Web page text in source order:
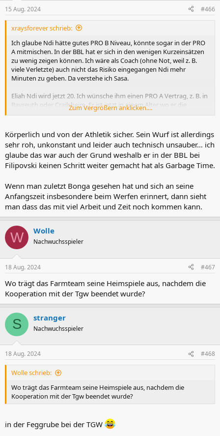
e
n
15 Aug. 2024 #466
xraysforever schrieb:
Ich glaube Ndi hätte gutes PRO B Niveau, könnte sogar in der PRO
A mitmischen. In der BBL hat er sich in den wenigen Kurzeinsätzen
zu wenig zeigen können. Ich wäre als Coach (ohne Not, weil z. B.
viele Verletzte) auch nicht das Risiko eingegangen Ndi mehr
Minuten zu geben. Da verstehe ich Sasa.
Eliah Ndi wird jetzt 20. Ich wünsche ihm einen PRO A Vertrag, z. B. in
Bayreuth oder Crailsheim. Er ist jetzt in einem Alter wo er die
Weichen für eine Profikarriere stellen muss. Gerne hätte ich ihn in
Zum Vergrößern anklicken....
Körperlich und von der Athletik sicher. Sein Wurf ist allerdings
sehr roh, unkonstant und leider auch technisch unsauber… ich
glaube das war auch der Grund weshalb er in der BBL bei
Filipovski keinen Schritt weiter gemacht hat als Garbage Time.
Wenn man zuletzt Bonga gesehen hat und sich an seine
Anfangszeit insbesondere beim Werfen erinnert, dann sieht
man dass das mit viel Arbeit und Zeit noch kommen kann.
W Wolle
Nachwuchsspieler
18 Aug. 2024 #467
Wo trägt das Farmteam seine Heimspiele aus, nachdem die
Kooperation mit der Tgw beendet wurde?
S stranger
Nachwuchsspieler
18 Aug. 2024 #468
Wolle schrieb:
Wo trägt das Farmteam seine Heimspiele aus, nachdem die
Kooperation mit der Tgw beendet wurde?
in der Feggrube bei der TGW